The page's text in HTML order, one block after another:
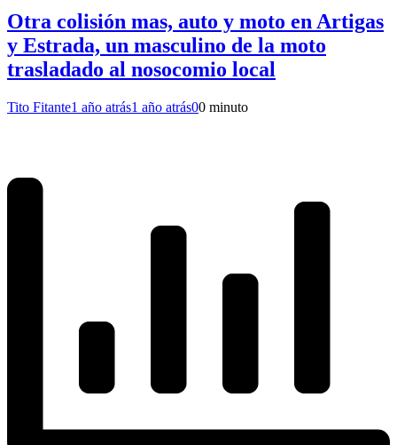
Otra colisión mas, auto y moto en Artigas
y Estrada, un masculino de la moto
trasladado al nosocomio local
Tito Fitante1 año atrás1 año atrás00 minuto